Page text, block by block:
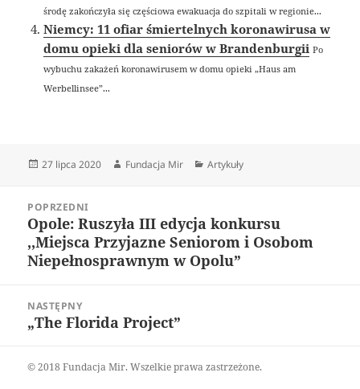
środę zakończyła się częściowa ewakuacja do szpitali w regionie...
Niemcy: 11 ofiar śmiertelnych koronawirusa w
domu opieki dla seniorów w Brandenburgii Po
wybuchu zakażeń koronawirusem w domu opieki „Haus am
Werbellinsee”...
Data
27 lipca 2020 Autor
Fundacja Mir Kategorie
Artykuły
wpisuPOPRZEDNI
Poprzedni
wpis:
Opole: Ruszyła III edycja konkursu
,,Miejsca Przyjazne Seniorom i Osobom
Niepełnosprawnym w Opolu”
NASTĘPNY
Następny
„The Florida Project”
© 2018 Fundacja Mir. Wszelkie prawa zastrzeżone.